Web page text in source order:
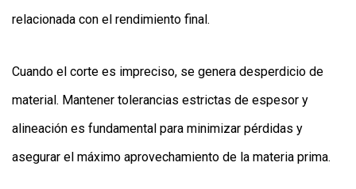
relacionada con el rendimiento final.
Cuando el corte es impreciso, se genera desperdicio de
material. Mantener tolerancias estrictas de espesor y
alineación es fundamental para minimizar pérdidas y
asegurar el máximo aprovechamiento de la materia prima.